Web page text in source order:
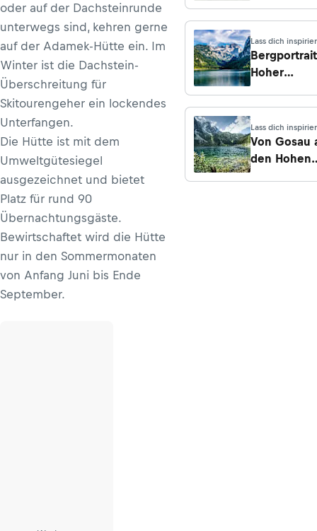
oder auf der Dachsteinrunde
unterwegs sind, kehren gerne
auf der Adamek-Hütte ein. Im
Winter ist die Dachstein-
Überschreitung für
Skitourengeher ein lockendes
Unterfangen.
Die Hütte ist mit dem
Umweltgütesiegel
ausgezeichnet und bietet
Platz für rund 90
Übernachtungsgäste.
Bewirtschaftet wird die Hütte
nur in den Sommermonaten
von Anfang Juni bis Ende
September.
Lass dich
Hoher
(2.995 m)
Lass dich
Von Gosau
den Hohen